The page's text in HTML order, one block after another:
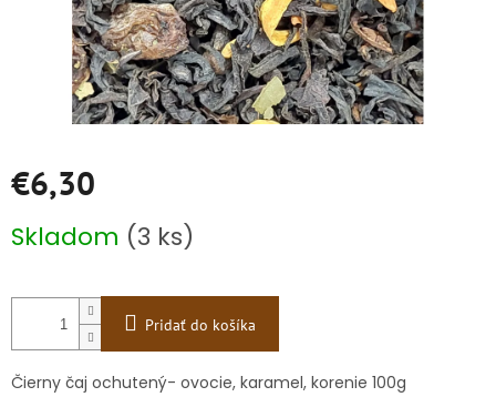
€6,30
cena:
Skladom (3 ks)
Pridať do košíka
Čierny čaj ochutený- ovocie, karamel, korenie 100g